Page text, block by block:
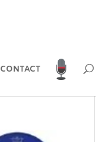
CONTACT